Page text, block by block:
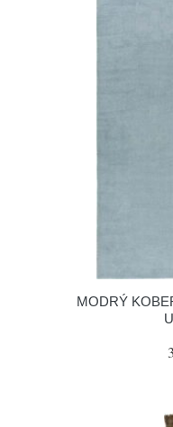
MODRÝ